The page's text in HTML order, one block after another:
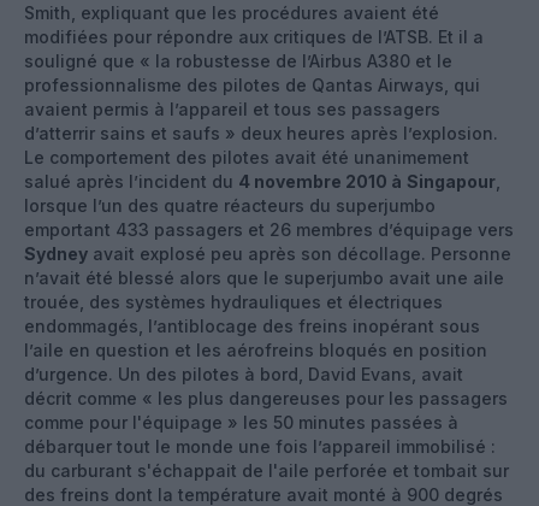
Smith, expliquant que les procédures avaient été
modifiées pour répondre aux critiques de l’ATSB. Et il a
souligné que « la robustesse de l’Airbus A380 et le
professionnalisme des pilotes de Qantas Airways, qui
avaient permis à l’appareil et tous ses passagers
d’atterrir sains et saufs » deux heures après l’explosion.
Le comportement des pilotes avait été unanimement
salué après l’incident du 4 novembre 2010 à Singapour
lorsque l’un des quatre réacteurs du superjumbo
emportant 433 passagers et 26 membres d’équipage vers
Sydney avait explosé peu après son décollage. Personne
n’avait été blessé alors que le superjumbo avait une aile
trouée, des systèmes hydrauliques et électriques
endommagés, l’antiblocage des freins inopérant sous
l’aile en question et les aérofreins bloqués en position
d’urgence. Un des pilotes à bord, David Evans, avait
décrit comme « les plus dangereuses pour les passagers
comme pour l'équipage » les 50 minutes passées à
débarquer tout le monde une fois l’appareil immobilisé :
du carburant s'échappait de l'aile perforée et tombait sur
des freins dont la température avait monté à 900 degrés